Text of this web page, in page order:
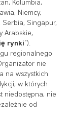
Kolumbia,
Niemcy,
Serbia, Singapur,
Arabskie,
rynki”).
regionalnego
nie
na wszystkich
w których
niedostępna, nie
od